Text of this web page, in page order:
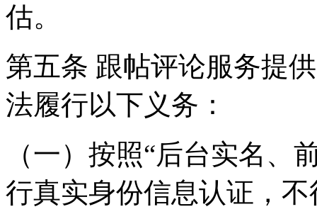
估。
第五条 跟帖评论服务提
法履行以下义务：
（一）按照“后台实名、
行真实身份信息认证，